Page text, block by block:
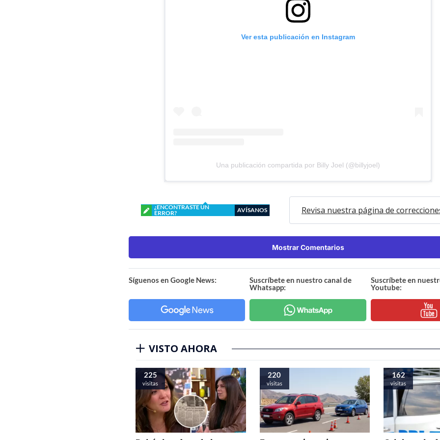
Ver esta publicación en Instagram
Una publicación compartida por Billy Joel (@billyjoel)
¿ENCONTRASTE UN
ERROR?
AVÍSANOS Revisa nuestra página de
Mostrar Comentarios
Síguenos en Google News:
Suscríbete en nuestro canal de
Whatsapp:
Suscríbete en
Youtube:
VISTO AHORA
225
visitas
220
visitas
162
visitas